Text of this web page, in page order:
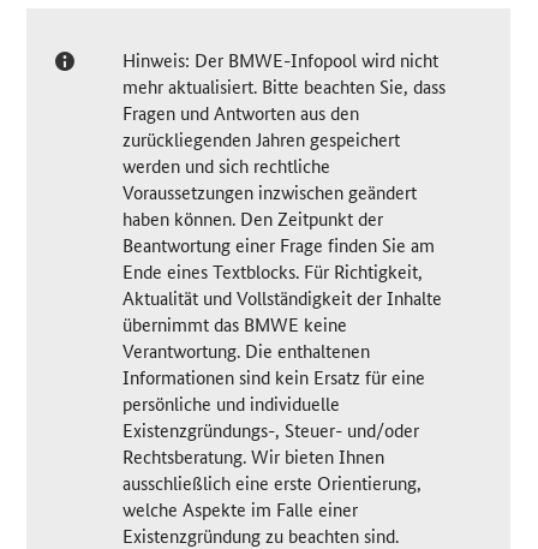
Hinweis: Der BMWE-Infopool wird nicht
mehr aktualisiert. Bitte beachten Sie, dass
Fragen und Antworten aus den
zurückliegenden Jahren gespeichert
werden und sich rechtliche
Voraussetzungen inzwischen geändert
haben können. Den Zeitpunkt der
Beantwortung einer Frage finden Sie am
Ende eines Textblocks. Für Richtigkeit,
Aktualität und Vollständigkeit der Inhalte
übernimmt das BMWE keine
Verantwortung. Die enthaltenen
Informationen sind kein Ersatz für eine
persönliche und individuelle
Existenzgründungs-, Steuer- und/oder
Rechtsberatung. Wir bieten Ihnen
ausschließlich eine erste Orientierung,
welche Aspekte im Falle einer
Existenzgründung zu beachten sind.